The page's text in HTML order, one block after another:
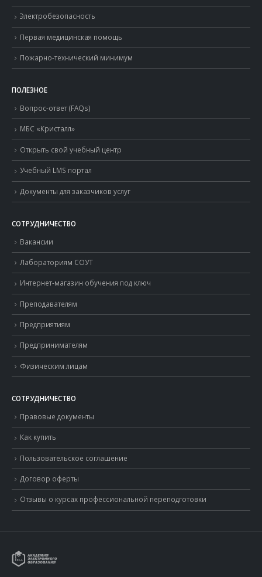
Электробезопасность
Первая медицинская помощь
Пожарно-технический минимум
ПОЛЕЗНОЕ
Вопрос-ответ (FAQs)
МБС «Кристалл»
Открыть свой учебный центр
Учебный LMS портал
Документы для заказчиков услуг
СОТРУДНИЧЕСТВО
Вакансии
Лабораториям СОУТ
Интернет-магазин обучения под ключ
Преподавателям
Предприятиям
Предпринимателям
Физическим лицам
СОТРУДНИЧЕСТВО
Правовые документы
Как купить
Пользовательское соглашение
Договор оферты
Отзывы о курсах профессиональной переподготовки